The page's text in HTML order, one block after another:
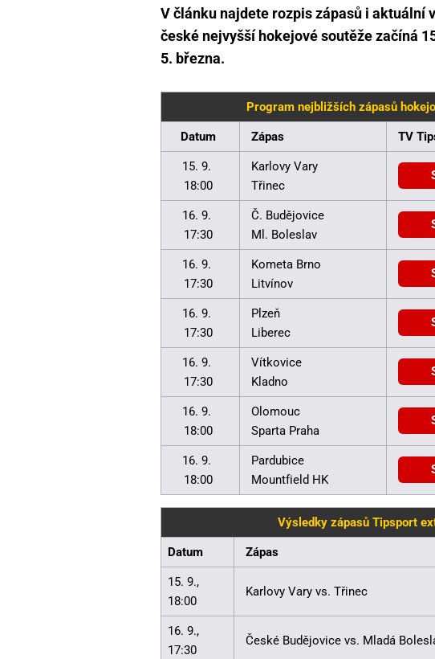
V článku najdete rozpis zápasů i aktuální
české nejvyšší hokejové soutěže začíná
5. března.
Program nejbližších zápasů
Datum Zápas TV
15. 9.
18:00
Karlovy Vary
Třinec
16. 9.
17:30
Č. Budějovice
Ml. Boleslav
16. 9.
17:30
Kometa Brno
Litvínov
16. 9.
17:30
Plzeň
Liberec
16. 9.
17:30
Vítkovice
Kladno
16. 9.
18:00
Olomouc
Sparta Praha
16. 9.
18:00
Pardubice
Mountfield HK
Výsledky zápasů Tipsport
Datum Zápas
15. 9.,
18:00
Karlovy Vary vs. Třinec
16. 9.,
17:30
České Budějovice vs. Mladá